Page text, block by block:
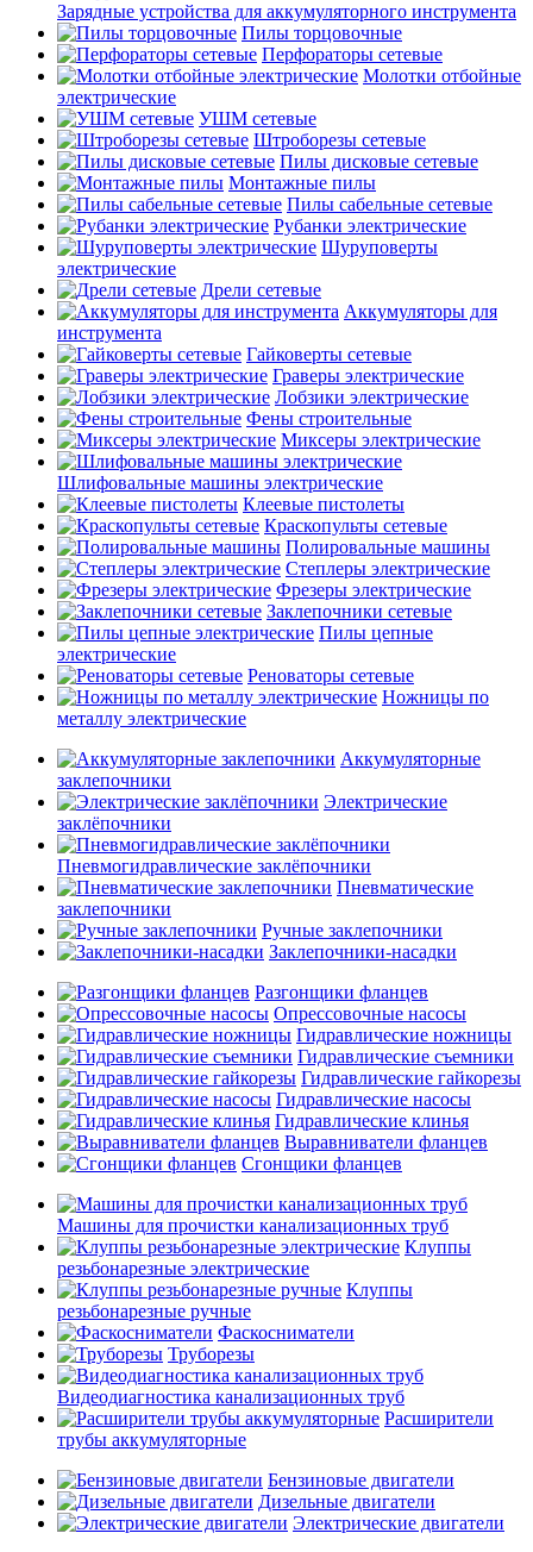
Зарядные устройства для аккумуляторного инструмента
Пилы торцовочные
Перфораторы сетевые
Молотки отбойные
электрические
УШМ сетевые
Штроборезы сетевые
Пилы дисковые сетевые
Монтажные пилы
Пилы сабельные сетевые
Рубанки электрические
Шуруповерты
электрические
Дрели сетевые
Аккумуляторы для
инструмента
Гайковерты сетевые
Граверы электрические
Лобзики электрические
Фены строительные
Миксеры электрические
Шлифовальные машины электрические
Клеевые пистолеты
Краскопульты сетевые
Полировальные машины
Степлеры электрические
Фрезеры электрические
Заклепочники сетевые
Пилы цепные
электрические
Реноваторы сетевые
Ножницы по
металлу электрические
Аккумуляторные
заклепочники
Электрические
заклёпочники
Пневмогидравлические заклёпочники
Пневматические
заклепочники
Ручные заклепочники
Заклепочники-насадки
Разгонщики фланцев
Опрессовочные насосы
Гидравлические ножницы
Гидравлические съемники
Гидравлические гайкорезы
Гидравлические насосы
Гидравлические клинья
Выравниватели фланцев
Сгонщики фланцев
Машины для прочистки канализационных труб
Клуппы
резьбонарезные электрические
Клуппы
резьбонарезные ручные
Фаскосниматели
Труборезы
Видеодиагностика канализационных труб
Расширители
трубы аккумуляторные
Бензиновые двигатели
Дизельные двигатели
Электрические двигатели